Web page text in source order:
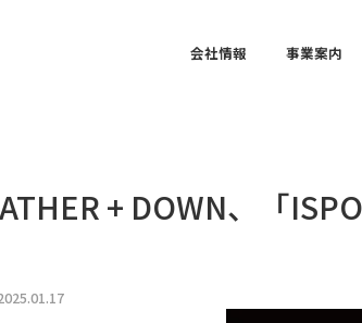
会社情報 事業案内
+ DOWN、「